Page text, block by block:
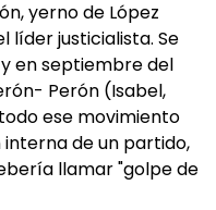
yerno de López
líder justicialista. Se
en septiembre del
Perón (Isabel,
ese movimiento
de un partido,
llamar "golpe de